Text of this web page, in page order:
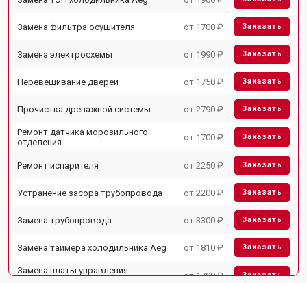
Замена фильтра осушителя от 1700 ₽ Заказать
Замена электросхемы от 1990 ₽ Заказать
Перевешивание дверей от 1750 ₽ Заказать
Прочистка дренажной системы от 2790 ₽ Заказать
Ремонт датчика морозильного
отделения
от 1700 ₽ Заказать
Ремонт испарителя от 2250 ₽ Заказать
Устранение засора трубопровода от 2200 ₽ Заказать
Замена трубопровода от 3300 ₽ Заказать
Замена таймера холодильника Aeg от 1810 ₽ Заказать
Замена платы управления
от 1700 ₽ Заказать